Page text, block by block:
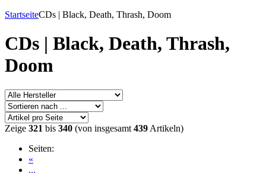
StartseiteCDs | Black, Death, Thrash, Doom
CDs | Black, Death, Thrash,
Doom
Zeige 321 bis 340 (von insgesamt 439 Artikeln)
Seiten:
«
...